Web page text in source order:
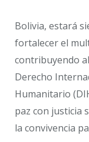
Bolivia, estará
fortalecer el
contribuyendo
Derecho
Humanitario
paz con justicia
la convivencia